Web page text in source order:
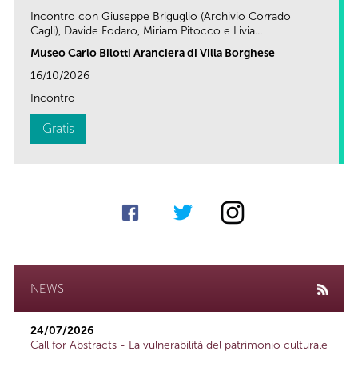
Incontro con Giuseppe Briguglio (Archivio Corrado
Cagli), Davide Fodaro, Miriam Pitocco e Livia...
Museo Carlo Bilotti Aranciera di Villa Borghese
16/10/2026
Incontro
Gratis
NEWS
24/07/2026
Call for Abstracts - La vulnerabilità del patrimonio culturale